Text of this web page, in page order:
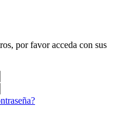
por favor acceda con sus